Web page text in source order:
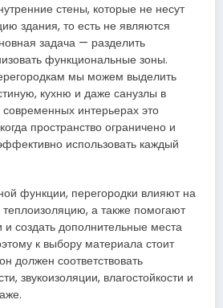
стены, которые не несут
здания, то есть не являются
задача — разделить
функциональные зоны.
мы можем выделить
кухню и даже санузлы в
интерьерах это
пространство ограничено и
использовать каждый
функции, перегородки влияют на
а также помогают
и создать дополнительные места
к выбору материала стоит
должен соответствовать
звукоизоляции, влагостойкости и